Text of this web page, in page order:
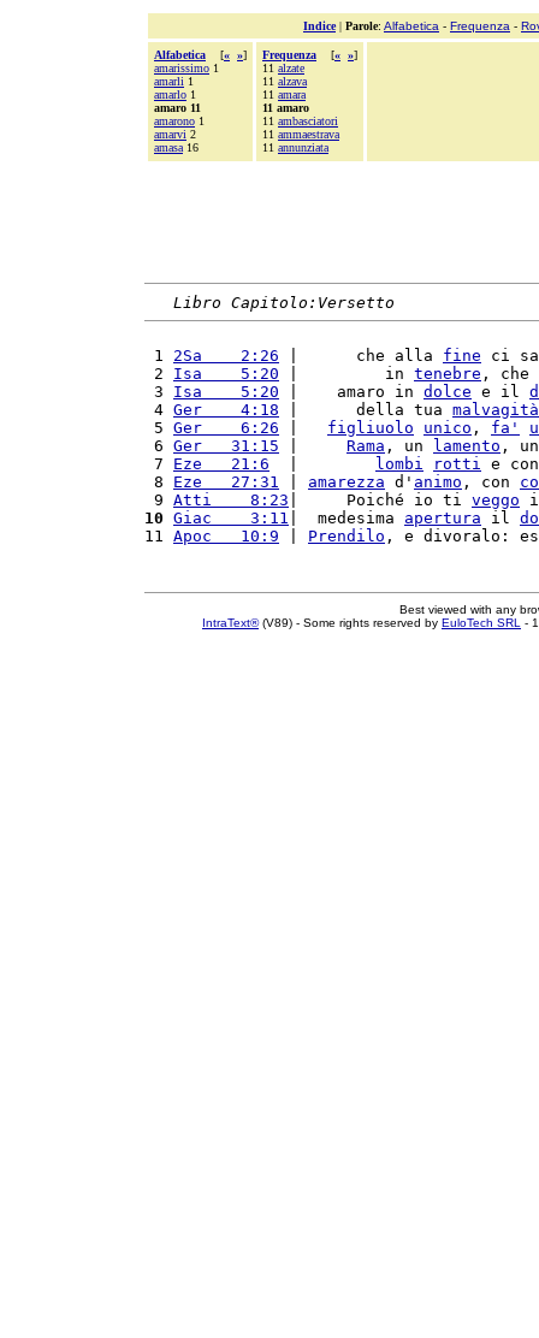
Indice| Parole: Alfabetica - Frequenza -
Alfabetica [« »]
amarissimo 1
amarli 1
amarlo 1
amaro 11
amarono 1
amarvi 2
amasa 16
Frequenza [« »]
11 alzate
11 alzava
11 amara
11 amaro
11 ambasciatori
11 ammaestrava
11 annunziata
Libro Capitolo:Versetto
1 2Sa    2:26 |      che alla fine ci
2 Isa    5:20 |         in tenebre , che
3 Isa    5:20 |    amaro in dolce e il
4 Ger    4:18 |      della tua malvagità
5 Ger    6:26 figliuolo unico , fa'
6 Ger   31:15 Rama , un lamento ,
7 Eze   21:6 lombi rotti e
8 Eze   27:31 amarezza d' animo , con
9 Atti    8:23 |     Poiché io ti veggo
10 Giac    3:11 |  medesima apertura il
11 Apoc   10:9 Prendilo , e divoralo:
Best viewed with any
IntraText®(V89) - Some rights reserved by EuloTech SRL -